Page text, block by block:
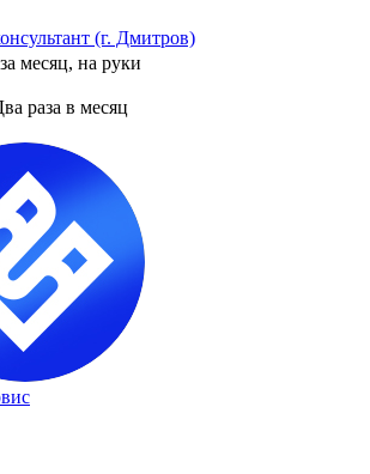
(г. Дмитров)
за месяц, на руки
раза в месяц